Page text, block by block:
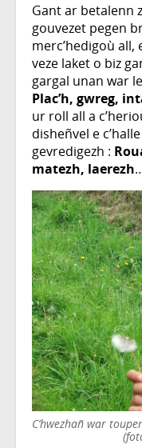
Gant ar betalenn
gouvezet pegen
merc’hedigoù
veze laket o biz
gargal unan war
Plac’h, gwreg,
ur roll all a
disheñvel e
gevredigezh :
matezh, laerezh
C’hwezhañ war